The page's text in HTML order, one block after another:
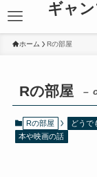
ギャ
ホーム Rの部屋
Rの部屋 –
Rの部屋 どうで
本や映画の話